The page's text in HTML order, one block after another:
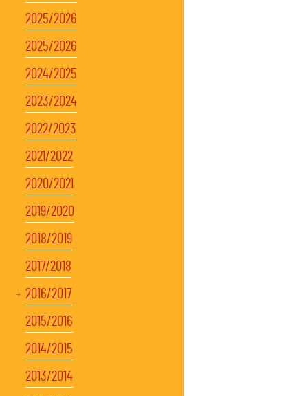
2025/2026
2025/2026
2024/2025
2023/2024
2022/2023
2021/2022
2020/2021
2019/2020
2018/2019
2017/2018
2016/2017
2015/2016
2014/2015
2013/2014